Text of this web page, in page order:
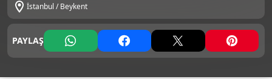
İstanbul / Beykent
PAYLAŞ